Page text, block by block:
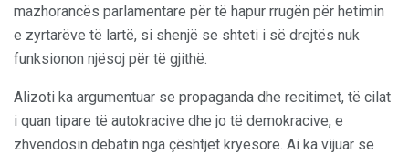
mazhorancës parlamentare për të hapur rrugën për hetimin
e zyrtarëve të lartë, si shenjë se shteti i së drejtës nuk
funksionon njësoj për të gjithë.
Alizoti ka argumentuar se propaganda dhe recitimet, të cilat
i quan tipare të autokracive dhe jo të demokracive, e
zhvendosin debatin nga çështjet kryesore. Ai ka vijuar se